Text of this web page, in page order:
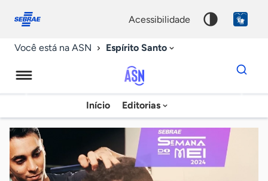
conosco
acessibilidade
Você está na ASN Espírito Santo
Agência
Sebrae
de
Notícias
Início Editorias
Dados
para
chave